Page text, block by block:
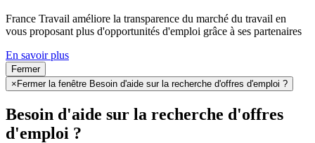
France Travail améliore la transparence du marché du travail en
vous proposant plus d'opportunités d'emploi grâce à ses partenaires
En savoir plus
Fermer
× Fermer la fenêtre Besoin d'aide sur la recherche d'offres d'emploi ?
Besoin d'aide sur la recherche d'offres
d'emploi ?